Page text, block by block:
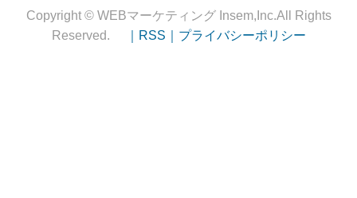
Copyright © WEBマーケティング Insem,Inc.All Rights
Reserved.
｜RSS｜ プライバシーポリシー